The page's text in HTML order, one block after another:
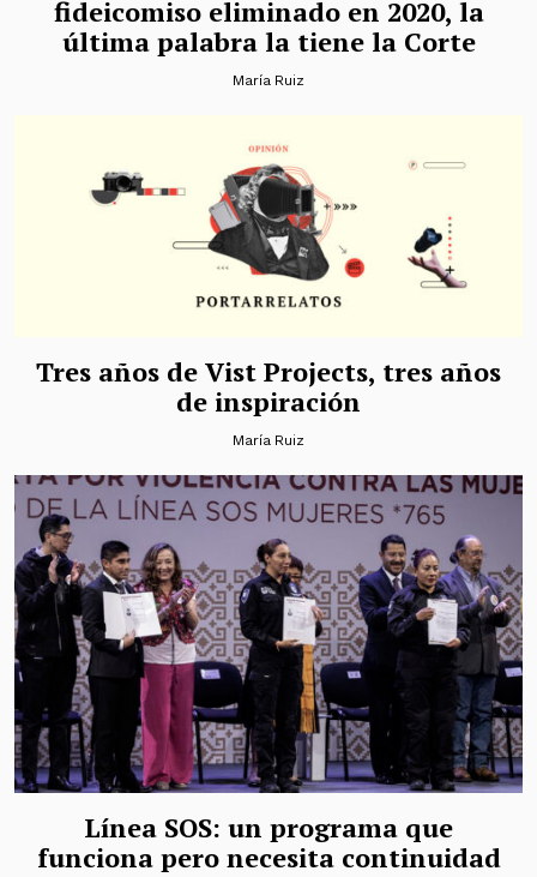
fideicomiso eliminado en 2020, la
última palabra la tiene la Corte
María Ruiz
Tres años de Vist Projects, tres años
de inspiración
María Ruiz
Línea SOS: un programa que
funciona pero necesita continuidad